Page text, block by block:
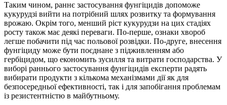
Таким чином, раннє застосування фунгіцидів допоможе
кукурудзі вийти на потрібний шлях розвитку та формування
врожаю. Окрім того, менший ріст кукурудзи на цих стадіях
росту також має деякі переваги. По-перше, ознаки хвороб
легше побачити під час польової розвідки. По-друге, внесення
фунгіциду може бути поєднане з підживленням або
гербіцидом, що економить зусилля та витрати господарства. У
виборі раннього застосування фунгіцидів експерти радять
вибирати продукти з кількома механізмами дії як для
безпосередньої ефективності, так і для запобігання проблемам
із резистентністю в майбутньому.